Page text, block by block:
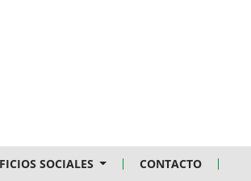
SOCIALES CONTACTO